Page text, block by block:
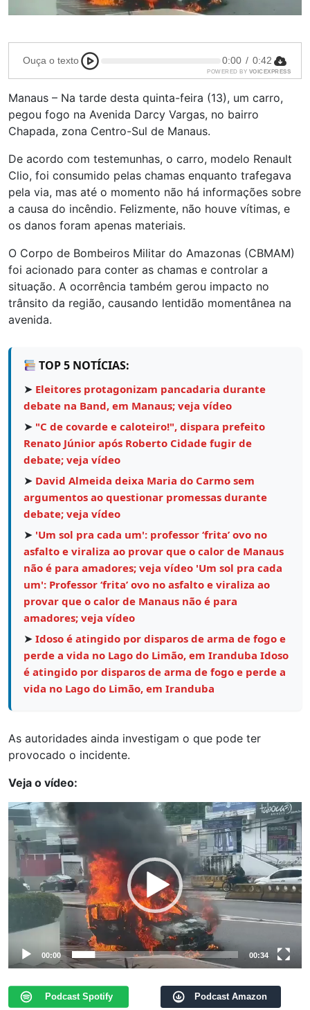
Ouça o texto 0:00 / 0:42
POWERED BY VOICEXPRESS
Manaus – Na tarde desta quinta-feira (13), um carro,
pegou fogo na Avenida Darcy Vargas, no bairro
Chapada, zona Centro-Sul de Manaus.
De acordo com testemunhas, o carro, modelo Renault
Clio, foi consumido pelas chamas enquanto trafegava
pela via, mas até o momento não há informações sobre
a causa do incêndio. Felizmente, não houve vítimas, e
os danos foram apenas materiais.
O Corpo de Bombeiros Militar do Amazonas (CBMAM)
foi acionado para conter as chamas e controlar a
situação. A ocorrência também gerou impacto no
trânsito da região, causando lentidão momentânea na
avenida.
TOP 5 NOTÍCIAS:
➤ Eleitores protagonizam pancadaria durante
debate na Band, em Manaus; veja vídeo
➤ "C de covarde e caloteiro!", dispara prefeito
Renato Júnior após Roberto Cidade fugir de
debate; veja vídeo
➤ David Almeida deixa Maria do Carmo sem
argumentos ao questionar promessas durante
debate; veja vídeo
➤ 'Um sol pra cada um': professor ‘frita’ ovo no
asfalto e viraliza ao provar que o calor de Manaus
não é para amadores; veja vídeo 'Um sol pra cada
um': Professor ‘frita’ ovo no asfalto e viraliza ao
provar que o calor de Manaus não é para
amadores; veja vídeo
➤ Idoso é atingido por disparos de arma de fogo e
perde a vida no Lago do Limão, em Iranduba Idoso
é atingido por disparos de arma de fogo e perde a
vida no Lago do Limão, em Iranduba
As autoridades ainda investigam o que pode ter
provocado o incidente.
Veja o vídeo:
Tocador
de
vídeo
00:00 00:34
Podcast Spotify Podcast Amazon